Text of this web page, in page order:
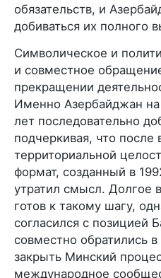
обязательств, и
добиваться их полного
Символическое и
и совместное
прекращении
Именно Азербайджан
лет последовательно
подчеркивая, что после
территориальной
формат, созданный в
утратил смысл. Долгое
готов к такому шагу,
согласился с позицией
совместно обратились
закрыть Минский
международное